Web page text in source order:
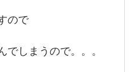
ので
しまうので。。。